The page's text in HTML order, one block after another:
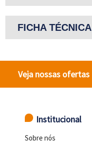
FICHA TÉCNICA
Veja nossas ofertas
Institucional
Sobre nós